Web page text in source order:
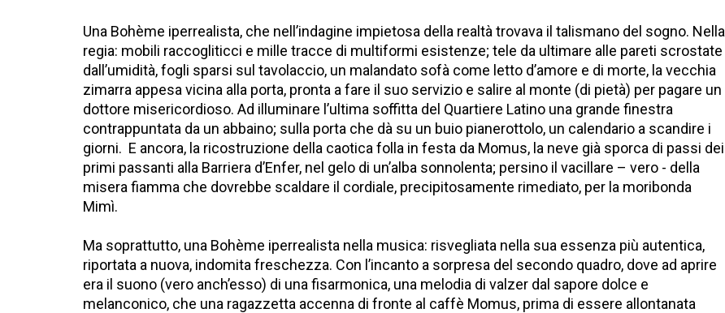
Una Bohème iperrealista, che nell’indagine impietosa della realtà trovava il talismano del sogno. Nella
regia: mobili raccogliticci e mille tracce di multiformi esistenze; tele da ultimare alle pareti scrostate
dall’umidità, fogli sparsi sul tavolaccio, un malandato sofà come letto d’amore e di morte, la vecchia
zimarra appesa vicina alla porta, pronta a fare il suo servizio e salire al monte (di pietà) per pagare un
dottore misericordioso. Ad illuminare l’ultima soffitta del Quartiere Latino una grande finestra
contrappuntata da un abbaino; sulla porta che dà su un buio pianerottolo, un calendario a scandire i
giorni. E ancora, la ricostruzione della caotica folla in festa da Momus, la neve già sporca di passi dei
primi passanti alla Barriera d’Enfer, nel gelo di un’alba sonnolenta; persino il vacillare – vero - della
misera fiamma che dovrebbe scaldare il cordiale, precipitosamente rimediato, per la moribonda
Mimì.
Ma soprattutto, una Bohème iperrealista nella musica: risvegliata nella sua essenza più autentica,
riportata a nuova, indomita freschezza. Con l’incanto a sorpresa del secondo quadro, dove ad aprire
era il suono (vero anch’esso) di una fisarmonica, una melodia di valzer dal sapore dolce e
melanconico, che una ragazzetta accenna di fronte al caffè Momus, prima di essere allontanata